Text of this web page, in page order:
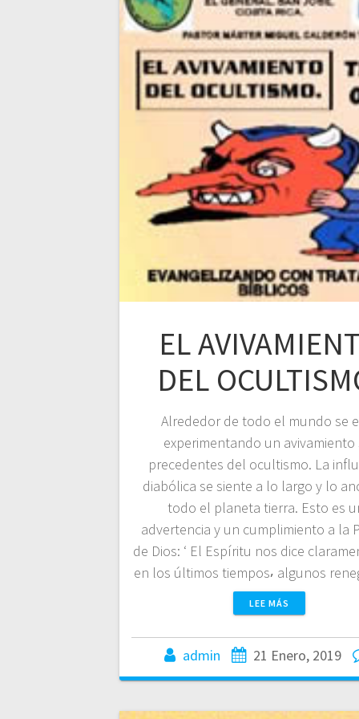
EL
DEL
Alrededor de todo el mundo se
experimentando un avivamiento
precedentes del ocultismo. La
diabólica se siente a lo largo y lo
todo el planeta tierra. Esto es
advertencia y un cumplimiento a la
de Dios: ‘ El Espíritu nos dice
en los últimos tiempos⸴ algunos
LEE MÁS
admin 21 Enero, 2019